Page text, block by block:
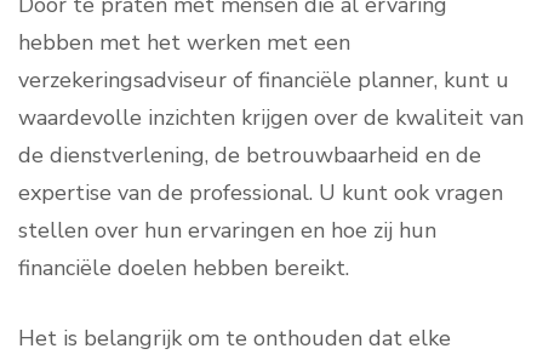
hebben met het werken met een
verzekeringsadviseur of financiële planner, kunt u
waardevolle inzichten krijgen over de kwaliteit van
de dienstverlening, de betrouwbaarheid en de
expertise van de professional. U kunt ook vragen
stellen over hun ervaringen en hoe zij hun
financiële doelen hebben bereikt.
Het is belangrijk om te onthouden dat elke